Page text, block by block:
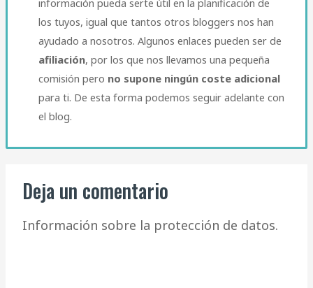
información pueda serte útil en la planificación de
los tuyos, igual que tantos otros bloggers nos han
ayudado a nosotros. Algunos enlaces pueden ser de
afiliación, por los que nos llevamos una pequeña
comisión pero no supone ningún coste adicional
para ti. De esta forma podemos seguir adelante con
el blog.​
Deja un comentario
Información sobre la protección de datos.